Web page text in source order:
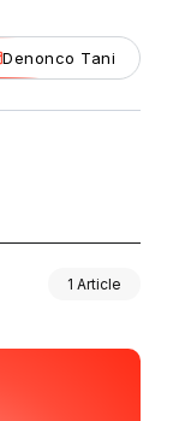
Denonco Tani
1 Article